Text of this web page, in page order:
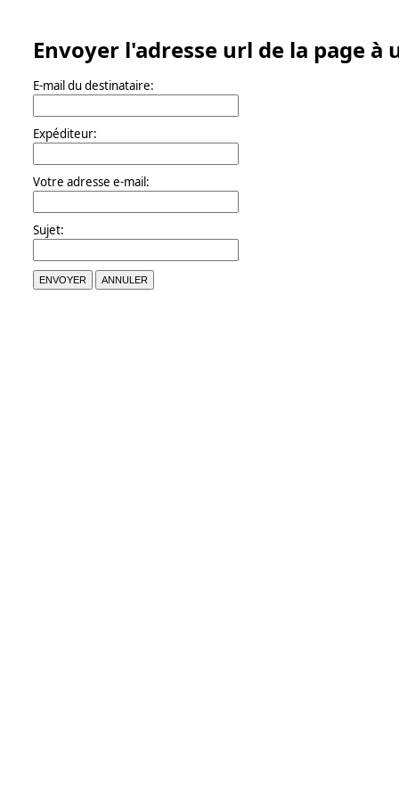
Envoyer l'adresse url de la page à
E-mail du destinataire:
Expéditeur:
Votre adresse e-mail:
Sujet:
ENVOYER ANNULER